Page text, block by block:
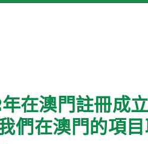
在澳門註冊成
們在澳門的項